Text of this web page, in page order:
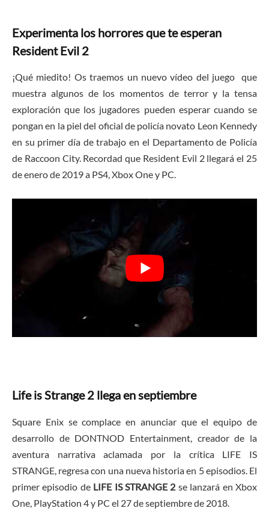
Experimenta los horrores que te esperan
Resident Evil 2
¡Qué miedito! Os traemos un nuevo vídeo del juego que
muestra algunos de los momentos de terror y la tensa
exploración que los jugadores pueden esperar cuando se
pongan en la piel del oficial de policía novato Leon Kennedy
en su primer día de trabajo en el Departamento de Policía
de Raccoon City. Recordad que Resident Evil 2 llegará el 25
de enero de 2019 a PS4, Xbox One y PC.
Life is Strange 2 llega en septiembre
Square Enix se complace en anunciar que el equipo de
desarrollo de DONTNOD Entertainment, creador de la
aventura narrativa aclamada por la crítica LIFE IS
STRANGE, regresa con una nueva historia en 5 episodios. El
primer episodio de LIFE IS STRANGE 2 se lanzará en Xbox
One, PlayStation 4 y PC el 27 de septiembre de 2018.